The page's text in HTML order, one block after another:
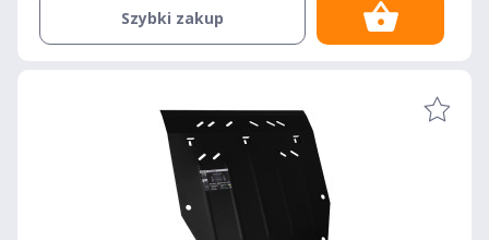
Szybki zakup